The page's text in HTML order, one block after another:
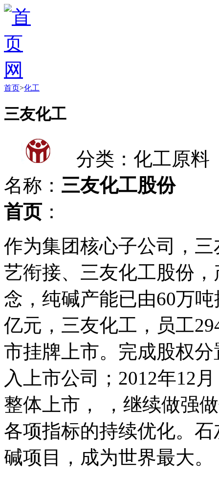
首页>化工
三友化工
分类：化工原料
名称： 三友化工股份
首页 ：
作为集团核心子公司，
艺衔接、三友化工股份
念，纯碱产能已由60万
亿元，三友化工，员工
市挂牌上市。完成股权
入上市公司；2012年12
整体上市， ，继续做强
各项指标的持续优化。
碱项目，成为世界最大。